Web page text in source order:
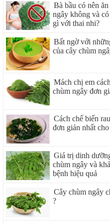
Bà bầu có nên
ngây không và
gì với thai nhi?
Bất ngờ với
của cây chùm
Mách chị em
chùm ngây đơn
Cách chế biến
đơn giản nhất
Giá trị dinh
chùm ngây và
bệnh hiệu quả
Cây chùm ngây
?